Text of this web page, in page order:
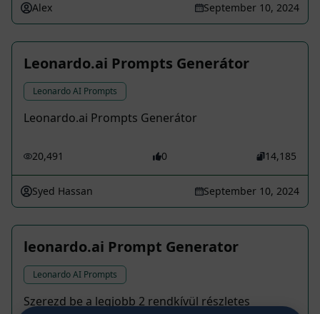
Alex September 10, 2024
Leonardo.ai Prompts Generátor
Leonardo AI Prompts
Leonardo.ai Prompts Generátor
20,491 0 14,185
Syed Hassan September 10, 2024
leonardo.ai Prompt Generator
Leonardo AI Prompts
Szerezd be a legjobb 2 rendkívül részletes